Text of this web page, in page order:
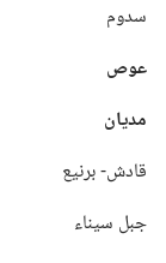
سدوم
عوص
مديان
قادش-‏ برنيع
جبل سيناء